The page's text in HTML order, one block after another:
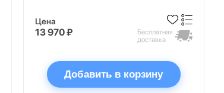
Цена
13 970 ₽
Бесплатная
доставка
Добавить в корзину